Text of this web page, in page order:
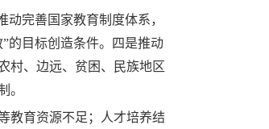
完善国家教育制度体系，
的目标创造条件。四是推动
村、边远、贫困、民族地区
。
教育资源不足；人才培养结